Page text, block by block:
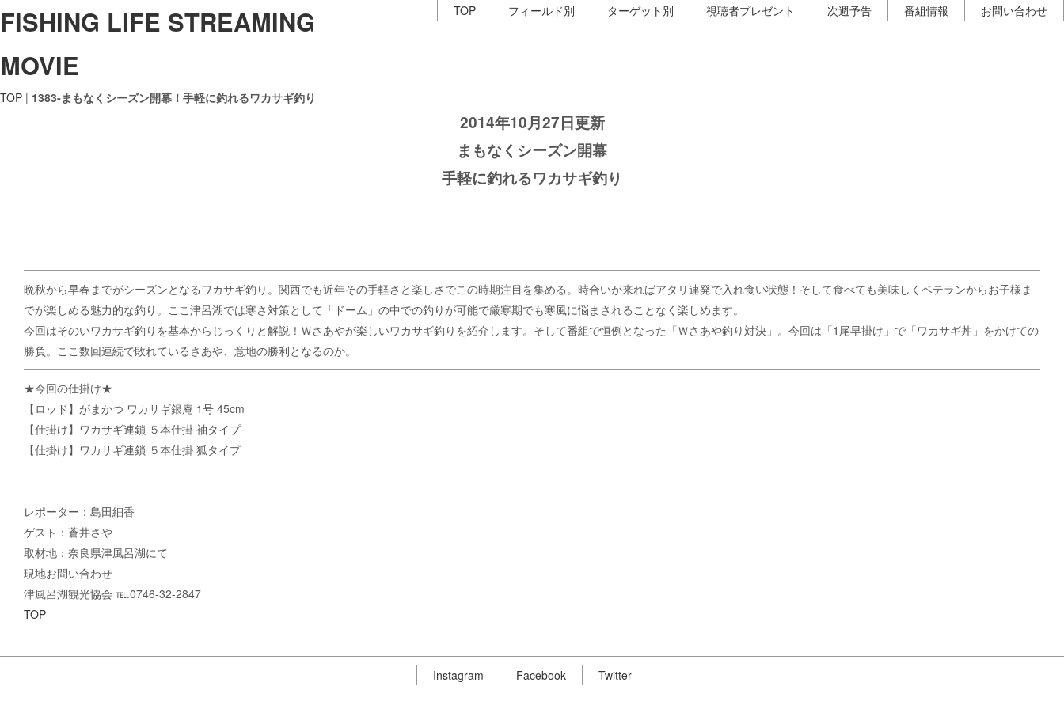
FISHING LIFE STREAMING
MOVIE
TOP フィールド別 ターゲット別 視聴者プレゼント 次週予告 番組情報 お問い合わせ
TOP | 1383-まもなくシーズン開幕！手軽に釣れるワカサギ釣り
2014年10月27日更新
まもなくシーズン開幕
手軽に釣れるワカサギ釣り
晩秋から早春までがシーズンとなるワカサギ釣り。関西でも近年その手軽さと楽しさでこの時期注目を集める。時合いが来ればアタリ連発で入れ食い状態！そして食べても美味しくベテランからお子様ま
でが楽しめる魅力的な釣り。ここ津呂湖では寒さ対策として「ドーム」の中での釣りが可能で厳寒期でも寒風に悩まされることなく楽しめます。
今回はそのいワカサギ釣りを基本からじっくりと解説！Ｗさあやが楽しいワカサギ釣りを紹介します。そして番組で恒例となった「Ｗさあや釣り対決」。今回は「1尾早掛け」で「ワカサギ丼」をかけての
勝負。ここ数回連続で敗れているさあや、意地の勝利となるのか。
★今回の仕掛け★
【ロッド】がまかつ ワカサギ銀庵 1号 45cm
【仕掛け】ワカサギ連鎖 ５本仕掛 袖タイプ
【仕掛け】ワカサギ連鎖 ５本仕掛 狐タイプ
レポーター：島田細香
ゲスト：蒼井さや
取材地：奈良県津風呂湖にて
現地お問い合わせ
津風呂湖観光協会 ℡.0746-32-2847
TOP
Instagram Facebook Twitter